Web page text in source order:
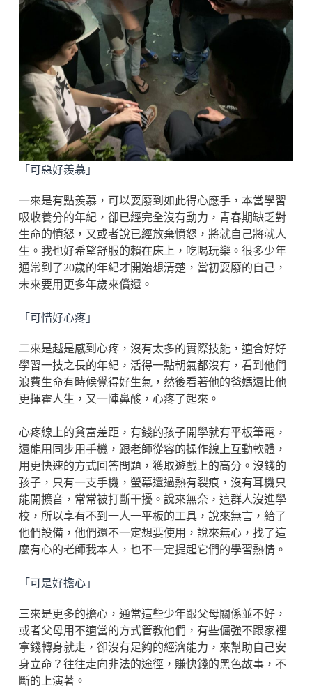
「可惡好羨慕」
一來是有點羨慕，可以耍廢到如此得心應手，本當學習
吸收養分的年紀，卻已經完全沒有動力，青春期缺乏對
生命的憤怒，又或者說已經放棄憤怒，將就自己將就人
生。我也好希望舒服的賴在床上，吃喝玩樂。很多少年
通常到了20歲的年紀才開始想清楚，當初耍廢的自己，
未來要用更多年歲來償還。
「可惜好心疼」
二來是越是感到心疼，沒有太多的實際技能，適合好好
學習一技之長的年紀，活得一點朝氣都沒有，看到他們
浪費生命有時候覺得好生氣，然後看著他的爸媽還比他
更揮霍人生，又一陣鼻酸，心疼了起來。
心疼線上的貧富差距，有錢的孩子開學就有平板筆電，
還能用同步用手機，跟老師從容的操作線上互動軟體，
用更快速的方式回答問題，獲取遊戲上的高分。沒錢的
孩子，只有一支手機，螢幕還過熱有裂痕，沒有耳機只
能開擴音，常常被打斷干擾。說來無奈，這群人沒進學
校，所以享有不到一人一平板的工具，說來無言，給了
他們設備，他們還不一定想要使用，說來無心，找了這
麼有心的老師我本人，也不一定提起它們的學習熱情。
「可是好擔心」
三來是更多的擔心，通常這些少年跟父母關係並不好，
或者父母用不適當的方式管教他們，有些倔強不跟家裡
拿錢轉身就走，卻沒有足夠的經濟能力，來幫助自己安
身立命？往往走向非法的途徑，賺快錢的黑色故事，不
斷的上演著。